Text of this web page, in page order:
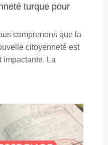
turque pour
comprenons que la
citoyenneté est
impactante. La